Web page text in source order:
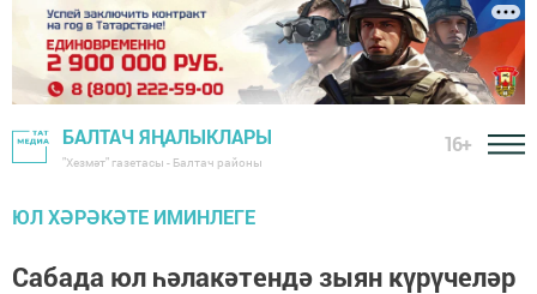
БАЛТАЧ ЯҢАЛЫКЛАРЫ
"Хезмәт" газетасы - Балтач районы
16+
ЮЛ ХӘРӘКӘТЕ ИМИНЛЕГЕ
Сабада юл һәлакәтендә зыян күрүчеләр